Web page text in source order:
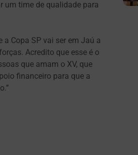
um time de qualidade para
Copa SP vai ser em Jaú a
Acredito que esse é o
que amam o XV, que
financeiro para que a